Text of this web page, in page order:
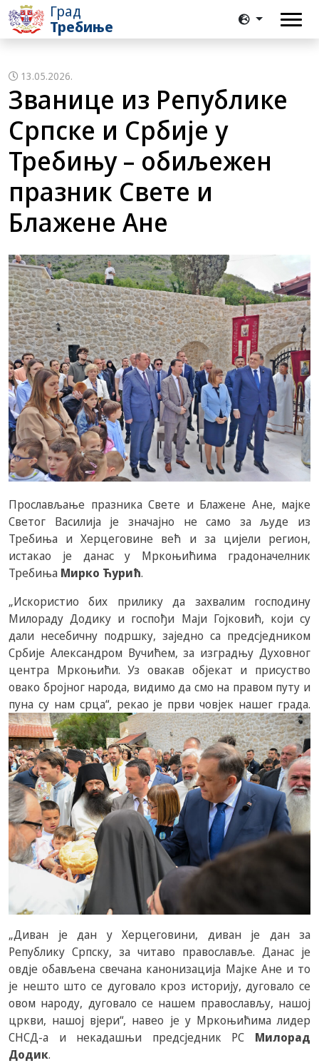
Град
Требиње
13.05.2026.
Званице из Републике
Српске и Србије у
Требињу – обиљежен
празник Свете и
Блажене Ане
Прослављање празника Свете и Блажене Ане, мајке
Светог Василија је значајно не само за људе из
Требиња и Херцеговине већ и за цијели регион,
истакао је данас у Мркоњићима градоначелник
Требиња Мирко Ћурић.
„Искористио бих прилику да захвалим господину
Милораду Додику и госпођи Маји Гојковић, који су
дали несебичну подршку, заједно са предсједником
Србије Александром Вучићем, за изградњу Духовног
центра Мркоњићи. Уз овакав објекат и присуство
овако бројног народа, видимо да смо на правом путу и
пуна су нам срца“, рекао је први човјек нашег града.
„Диван је дан у Херцеговини, диван је дан за
Републику Српску, за читаво православље. Данас је
овдје обављена свечана канонизација Мајке Ане и то
је нешто што се дуговало кроз историју, дуговало се
овом народу, дуговало се нашем православљу, нашој
цркви, нашој вјери“, навео је у Мркоњићима лидер
СНСД-а и некадашњи предсједник РС Милорад
Додик.